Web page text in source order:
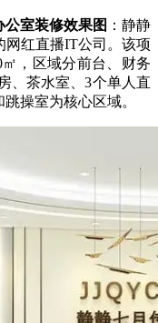
公室装修效果图 ：静静
网红直播IT公司。该项
，区域分前台、财务
、茶水室、3个单人直
操室为核心区域。